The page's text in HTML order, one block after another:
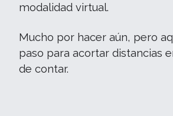
modalidad virtual.
Mucho por hacer aún, pero
paso para acortar distancias
de contar.